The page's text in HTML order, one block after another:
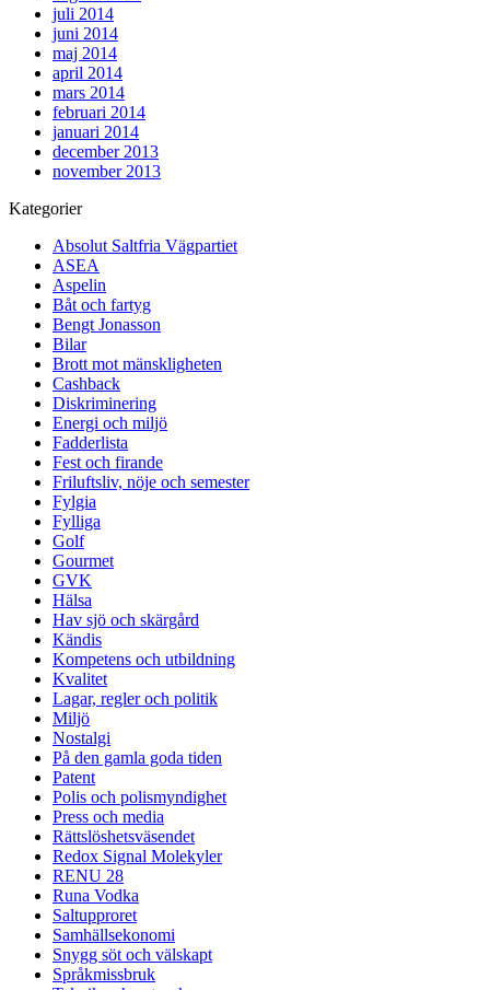
juli 2014
juni 2014
maj 2014
april 2014
mars 2014
februari 2014
januari 2014
december 2013
november 2013
Kategorier
Absolut Saltfria Vägpartiet
ASEA
Aspelin
Båt och fartyg
Bengt Jonasson
Bilar
Brott mot mänskligheten
Cashback
Diskriminering
Energi och miljö
Fadderlista
Fest och firande
Friluftsliv, nöje och semester
Fylgia
Fylliga
Golf
Gourmet
GVK
Hälsa
Hav sjö och skärgård
Kändis
Kompetens och utbildning
Kvalitet
Lagar, regler och politik
Miljö
Nostalgi
På den gamla goda tiden
Patent
Polis och polismyndighet
Press och media
Rättslöshetsväsendet
Redox Signal Molekyler
RENU 28
Runa Vodka
Saltupproret
Samhällsekonomi
Snygg söt och välskapt
Språkmissbruk